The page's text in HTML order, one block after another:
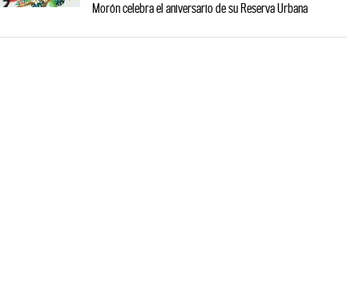
Morón celebra el aniversario de su Reserva Urbana